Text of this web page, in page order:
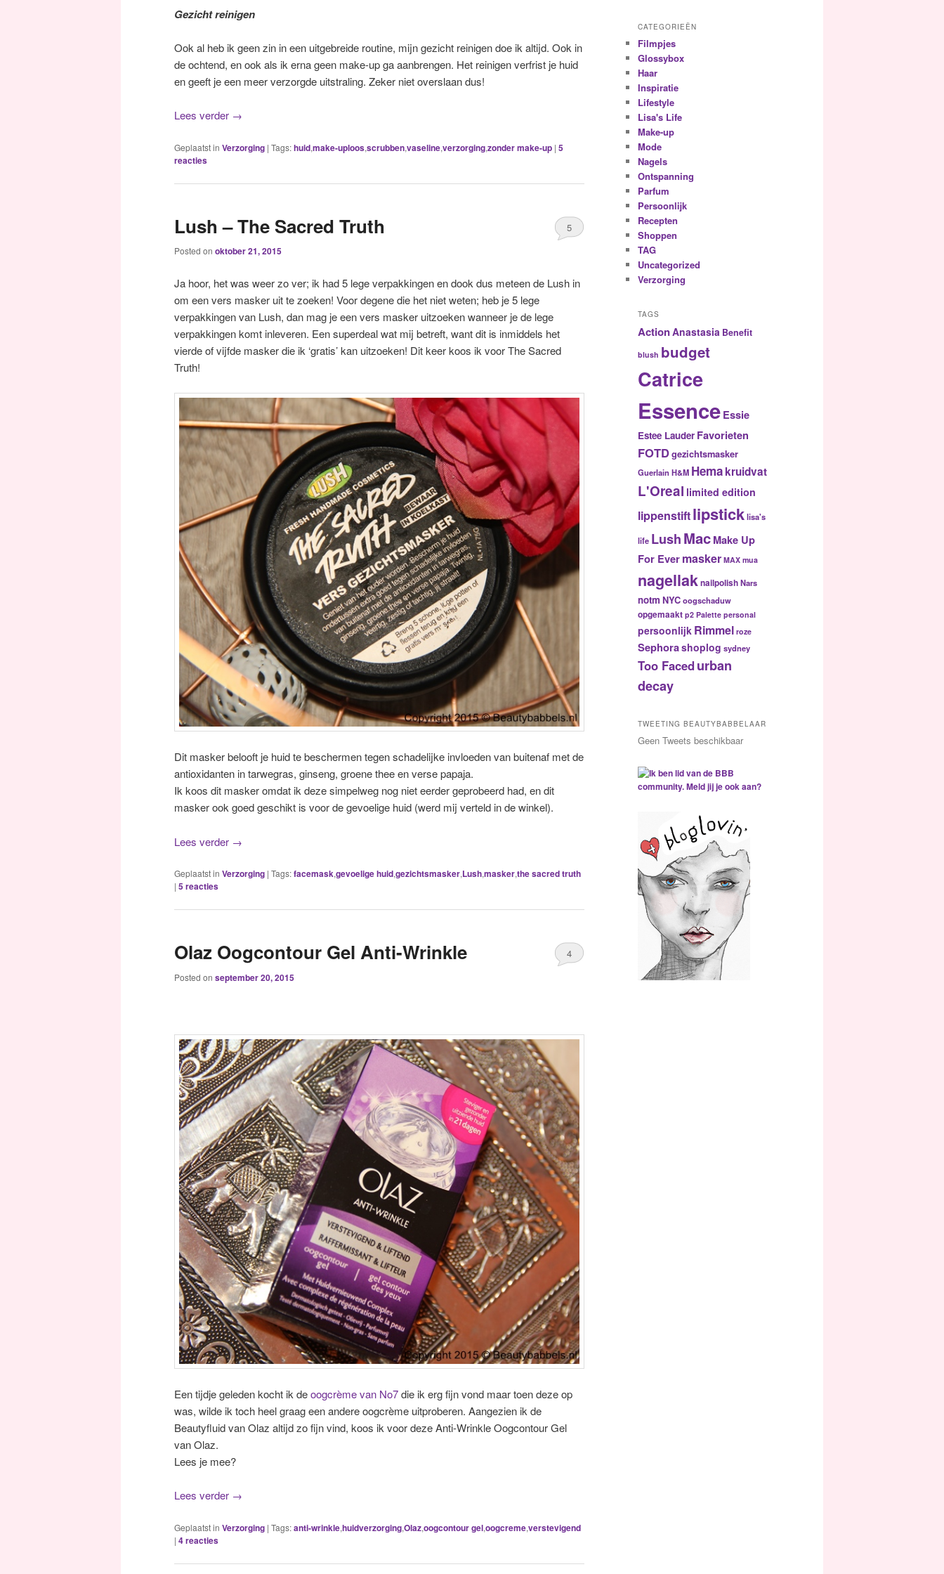
Gezicht reinigen
Ook al heb ik geen zin in een uitgebreide routine, mijn gezicht reinigen doe ik altijd. Ook in
de ochtend, en ook als ik erna geen make-up ga aanbrengen. Het reinigen verfrist je huid
en geeft je een meer verzorgde uitstraling. Zeker niet overslaan dus!
Lees verder →
Geplaatst in Verzorging | Tags:huid,make-uploos,scrubben,vaseline,verzorging,zonder make-up | 5
reacties
Lush – The Sacred Truth
Posted on oktober 21, 2015
5
Ja hoor, het was weer zo ver; ik had 5 lege verpakkingen en dook dus meteen de Lush in
om een vers masker uit te zoeken! Voor degene die het niet weten; heb je 5 lege
verpakkingen van Lush, dan mag je een vers masker uitzoeken wanneer je de lege
verpakkingen komt inleveren. Een superdeal wat mij betreft, want dit is inmiddels het
vierde of vijfde masker die ik ‘gratis’ kan uitzoeken! Dit keer koos ik voor The Sacred
Truth!
Dit masker belooft je huid te beschermen tegen schadelijke invloeden van buitenaf met de
antioxidanten in tarwegras, ginseng, groene thee en verse papaja.
Ik koos dit masker omdat ik deze simpelweg nog niet eerder geprobeerd had, en dit
masker ook goed geschikt is voor de gevoelige huid (werd mij verteld in de winkel).
Lees verder →
Geplaatst in Verzorging | Tags:facemask,gevoelige huid,gezichtsmasker,Lush,masker,the sacred truth
| 5reacties
Olaz Oogcontour Gel Anti-Wrinkle
Posted on september 20, 2015
4
Een tijdje geleden kocht ik deoogcrème van No7die ik erg fijn vond maar toen deze op
was, wilde ik toch heel graag een andere oogcrème uitproberen. Aangezien ik de
Beautyfluid van Olaz altijd zo fijn vind, koos ik voor deze Anti-Wrinkle Oogcontour Gel
van Olaz.
Lees je mee?
Lees verder →
Geplaatst in Verzorging | Tags:anti-wrinkle,huidverzorging,Olaz,oogcontour gel,oogcreme,verstevigend
| 4reacties
CATEGORIEËN
Filmpjes
Glossybox
Haar
Inspiratie
Lifestyle
Lisa's Life
Make-up
Mode
Nagels
Ontspanning
Parfum
Persoonlijk
Recepten
Shoppen
TAG
Uncategorized
Verzorging
TAGS
ActionAnastasia Benefit
blush budget
Catrice
EssenceEssie
Estee Lauder Favorieten
FOTDgezichtsmasker
Guerlain H&M Hemakruidvat
L'Oreal limited edition
lippenstiftlipsticklisa's
life LushMacMake Up
For Evermasker MAX mua
nagellaknailpolishNars
notm NYCoogschaduw
opgemaakt p2 Palette personal
persoonlijk Rimmel roze
Sephorashoplog sydney
Too Faced urban
decay
TWEETING BEAUTYBABBELAAR
Geen Tweets beschikbaar